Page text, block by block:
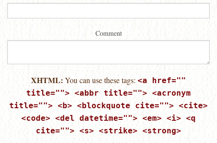
Comment
XHTML: You can use these tags: <a href=""
title=""> <abbr title=""> <acronym
title=""> <b> <blockquote cite=""> <cite>
<code> <del datetime=""> <em> <i> <q
cite=""> <s> <strike> <strong>